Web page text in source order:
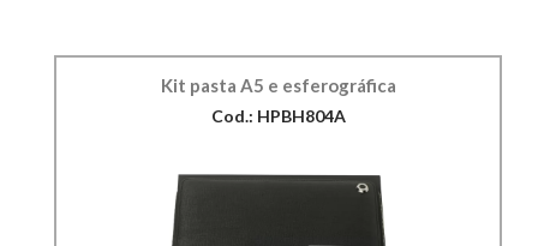
Kit pasta A5 e esferográfica
Cod.: HPBH804A